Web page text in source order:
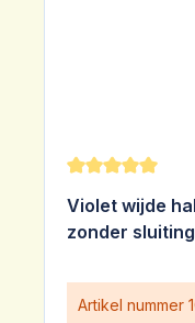
Gemiddelde
Violet wijde
zonder sluiting
Artikel nummer